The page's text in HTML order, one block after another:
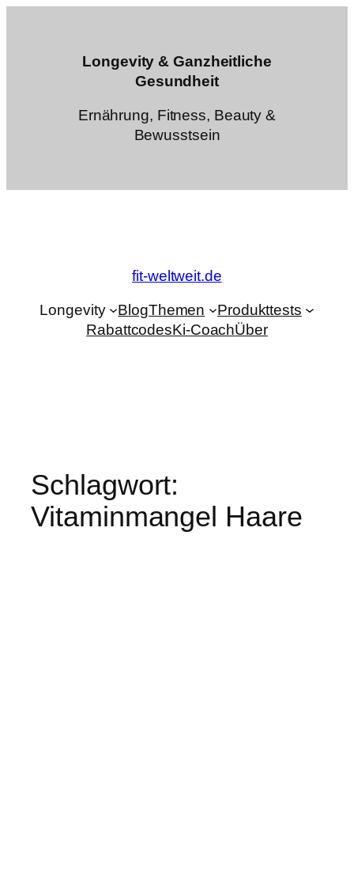
Longevity & Ganzheitliche
Gesundheit
Ernährung, Fitness, Beauty &
Bewusstsein
fit-weltweit.de
Longevity BlogThemen
Produkttests
RabattcodesKi-CoachÜber
Schlagwort:
Vitaminmangel Haare